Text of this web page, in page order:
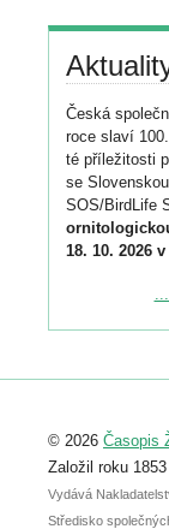
Česká
roce slaví
té příležitosti
se
SOS/BirdLife
18. 10. 2026
Podrobnější
Registrovat
abstraktu
posteru je už
© 2026 Časopis
Založil roku
Vydává
Středisko